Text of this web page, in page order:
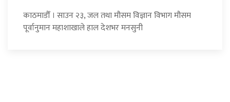
काठमाडौँ । साउन २३, जल तथा मौसम विज्ञान विभाग मौसम
पूर्वानुमान महाशाखाले हाल देशभर मनसुनी